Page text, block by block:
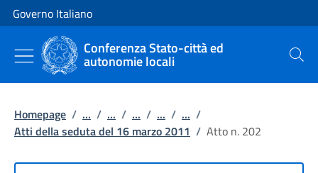
Vai al contenuto
Vai alla navigazione del sito
Governo Italiano
Conferenza Stato-città ed
autonomie locali Cerca
Homepage / ... / ... / ... / ... / ... /
Atti della seduta del 16 marzo 2011 / Atto n. 202